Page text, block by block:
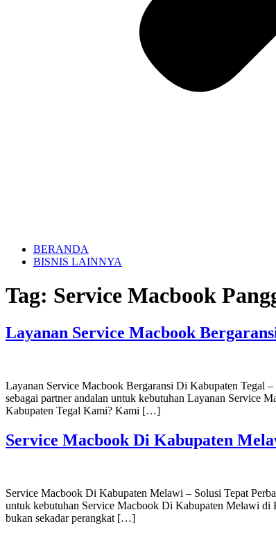
BERANDA
BISNIS LAINNYA
Tag: Service Macbook
Layanan Service Macbook
Layanan Service Macbook Bergaransi Di Kabupaten Tegal
sebagai partner andalan untuk kebutuhan Layanan Service
Kabupaten Tegal Kami? Kami […]
Service Macbook Di Kabupaten
Service Macbook Di Kabupaten Melawi – Solusi Tepat
untuk kebutuhan Service Macbook Di Kabupaten Melawi
bukan sekadar perangkat […]